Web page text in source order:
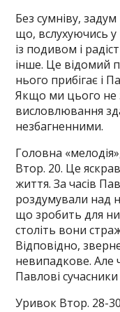
Без сумніву,
що, вслухуючись
із подивом і
інше. Це відомий
нього прибігає і
Якщо ми цього не
висловлювання
незбагненними.
Головна
Втор. 20. Це
життя. За часів
роздумували над
що зробить для
століть вони
Відповідно,
невипадкове. Але
Павлові сучасники
Уривок Втор. 28-